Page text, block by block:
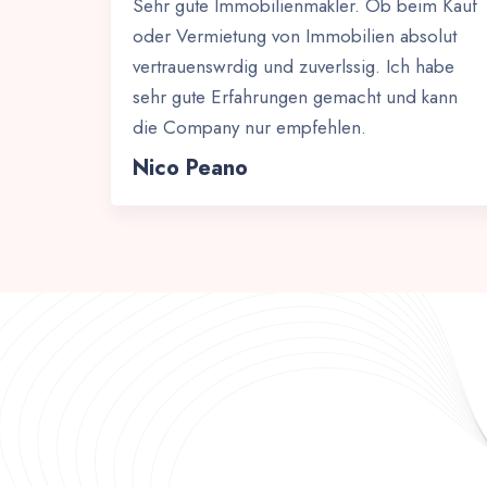
Sehr gute Immobilienmakler. Ob beim Kauf
oder Vermietung von Immobilien absolut
vertrauenswrdig und zuverlssig. Ich habe
sehr gute Erfahrungen gemacht und kann
die Company nur empfehlen.
Nico Peano